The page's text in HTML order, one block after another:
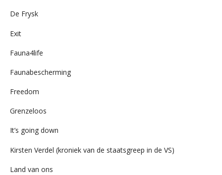
De Frysk
Exit
Fauna4life
Faunabescherming
Freedom
Grenzeloos
It’s going down
Kirsten Verdel (kroniek van de staatsgreep in de VS)
Land van ons